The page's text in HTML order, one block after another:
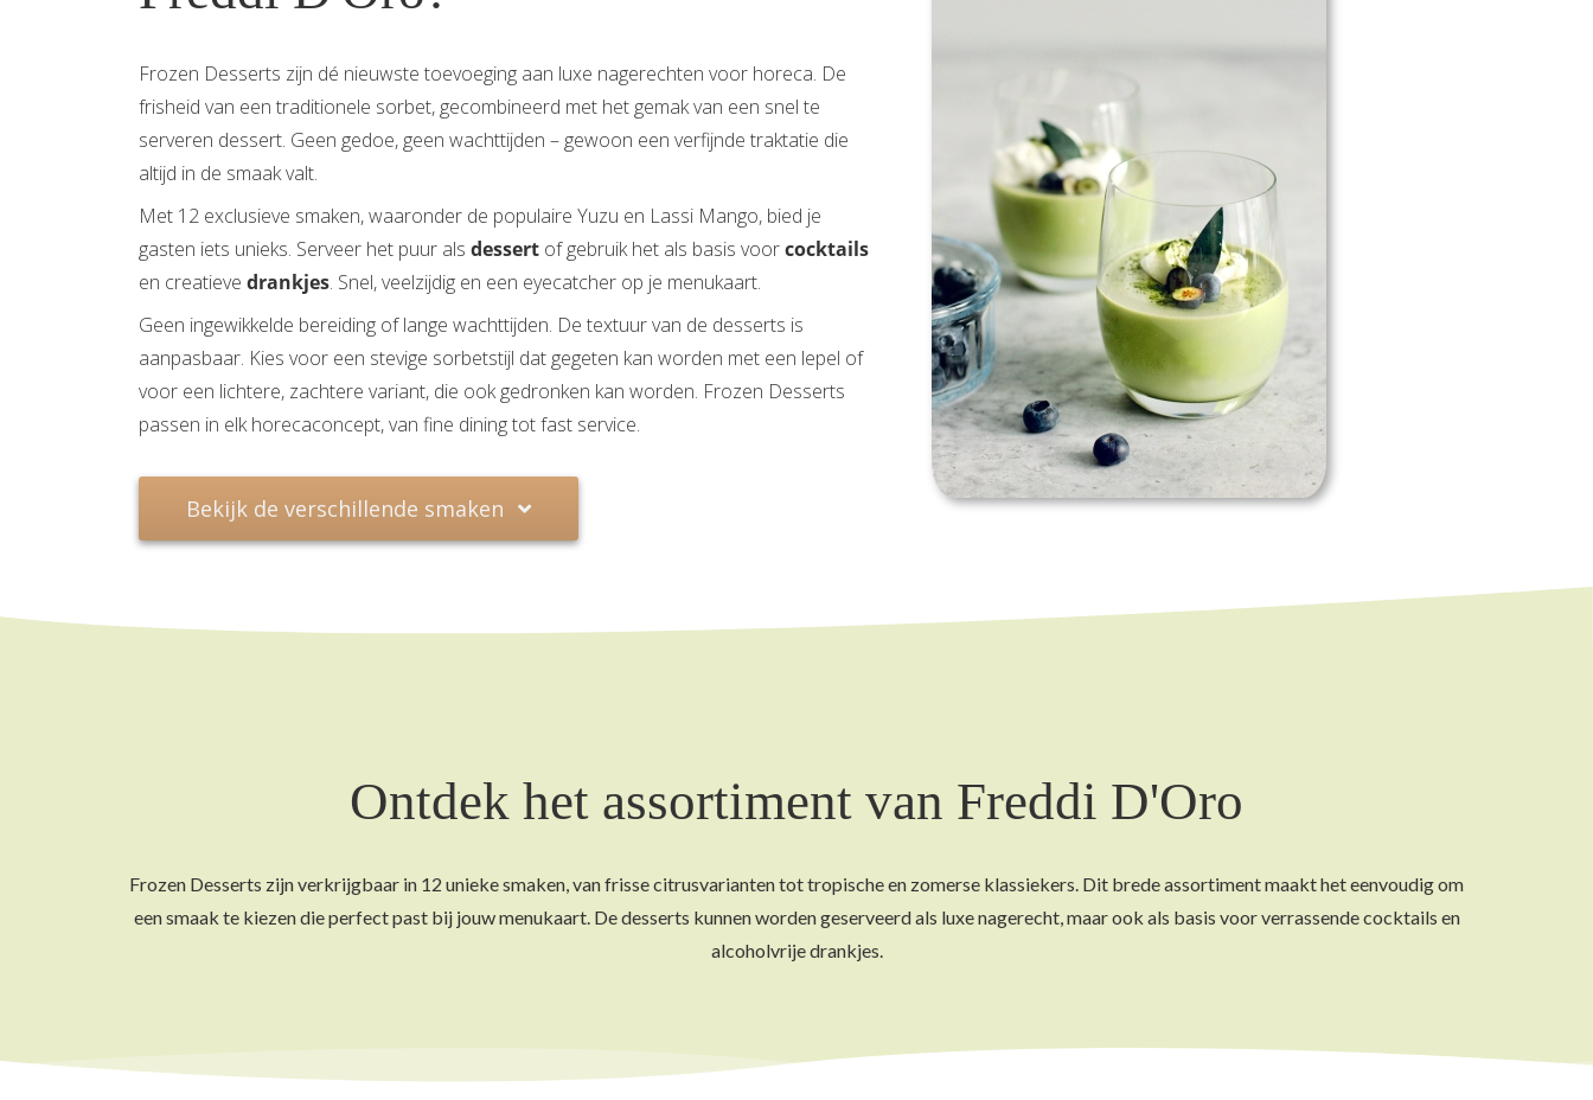
Frozen Desserts zijn dé nieuwste toevoeging aan luxe nagerechten voor horeca. De
frisheid van een traditionele sorbet, gecombineerd met het gemak van een snel te
serveren dessert. Geen gedoe, geen wachttijden – gewoon een verfijnde traktatie die
altijd in de smaak valt.
Met 12 exclusieve smaken, waaronder de populaire Yuzu en Lassi Mango, bied je
gasten iets unieks. Serveer het puur als dessert of gebruik het als basis voorcocktails
en creatieve drankjes. Snel, veelzijdig en een eyecatcher op je menukaart.
Geen ingewikkelde bereiding of lange wachttijden. De textuur van de desserts is
aanpasbaar. Kies voor een stevige sorbetstijl dat gegeten kan worden met een lepel of
voor een lichtere, zachtere variant, die ook gedronken kan worden. Frozen Desserts
passen in elk horecaconcept, van fine dining tot fast service.
Bekijk de verschillende smaken
Ontdek het assortiment van Freddi D'Oro
Frozen Desserts zijn verkrijgbaar in 12 unieke smaken, van frisse citrusvarianten tot tropische en zomerse klassiekers. Dit brede assortiment maakt het eenvoudig om
een smaak te kiezen die perfect past bij jouw menukaart. De desserts kunnen worden geserveerd als luxe nagerecht, maar ook als basis voor verrassende cocktails en
alcoholvrije drankjes.